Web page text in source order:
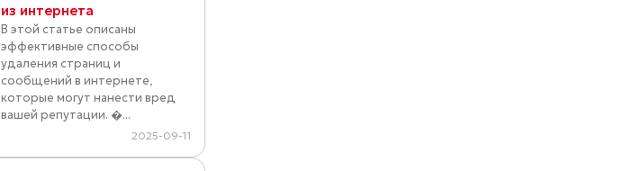
из интернета
В этой статье описаны
эффективные способы
удаления страниц и
сообщений в интернете,
которые могут нанести вред
вашей репутации. �...
2025-09-11